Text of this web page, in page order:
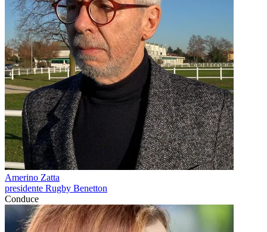
Amerino Zatta
presidente Rugby Benetton
Conduce